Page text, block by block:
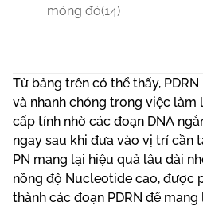
mỏng đỏ(14)
Từ bảng trên có thể thấy,
và nhanh chóng trong việc làm
cấp tính nhờ các đoạn DNA
ngay sau khi đưa vào vị trí cần
PN mang lại hiệu quả lâu dài
nồng độ Nucleotide cao, được
thành các đoạn PDRN để